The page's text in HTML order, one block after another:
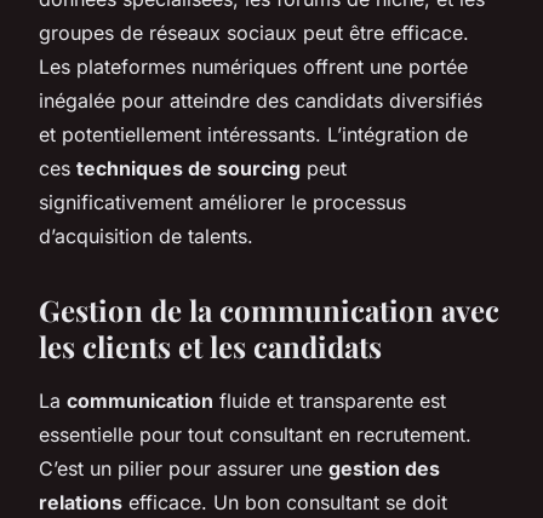
groupes de réseaux sociaux peut être efficace.
Les plateformes numériques offrent une portée
inégalée pour atteindre des candidats diversifiés
et potentiellement intéressants. L’intégration de
ces techniques de sourcing peut
significativement améliorer le processus
d’acquisition de talents.
Gestion de la communication avec
les clients et les candidats
La communication fluide et transparente est
essentielle pour tout consultant en recrutement.
C’est un pilier pour assurer une gestion des
relations efficace. Un bon consultant se doit